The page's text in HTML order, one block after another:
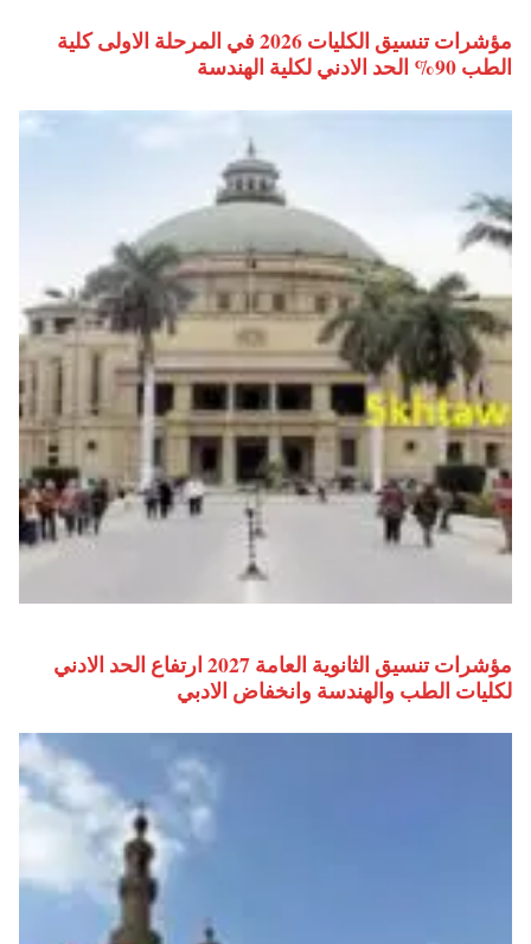
مؤشرات تنسيق الكليات 2026 في المرحلة الاولى كلية
الطب 90% الحد الادني لكلية الهندسة
مؤشرات تنسيق الثانوية العامة 2027 ارتفاع الحد الادني
لكليات الطب والهندسة وانخفاض الادبي